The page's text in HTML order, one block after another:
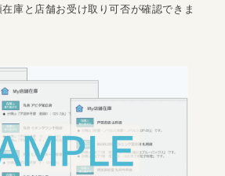
庫と店舗お受け取り可否が確認できま